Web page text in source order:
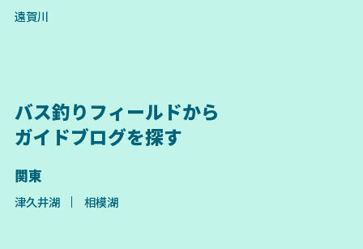
遠賀川
バス釣りフィールドから
ガイドブログを探す
関東
津久井湖 相模湖